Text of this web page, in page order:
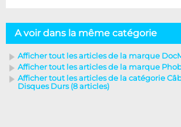
A voir dans la même catégorie
Afficher tout les articles de la marque
Afficher tout les articles de la marque
Afficher tout les articles de la catégorie
Disques Durs (8 articles)